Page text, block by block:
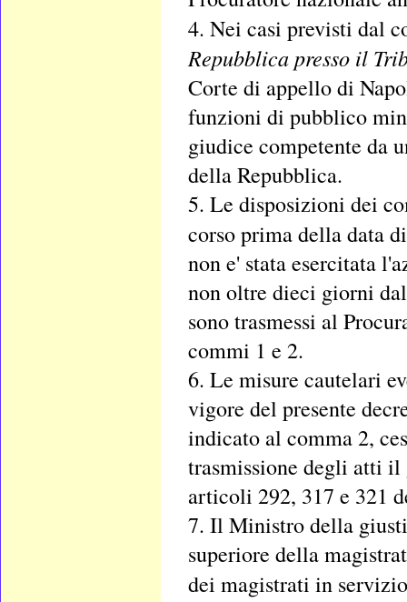
4. Nei casi previsti dal
Repubblica presso il
Corte di appello di
funzioni di pubblico
giudice competente da
della Repubblica.
5. Le disposizioni dei
corso prima della data
non e' stata esercitata
non oltre dieci giorni
sono trasmessi al
commi 1 e 2.
6. Le misure cautelari
vigore del presente
indicato al comma 2,
trasmissione degli atti il
articoli 292, 317 e 321
7. Il Ministro della
superiore della
dei magistrati in